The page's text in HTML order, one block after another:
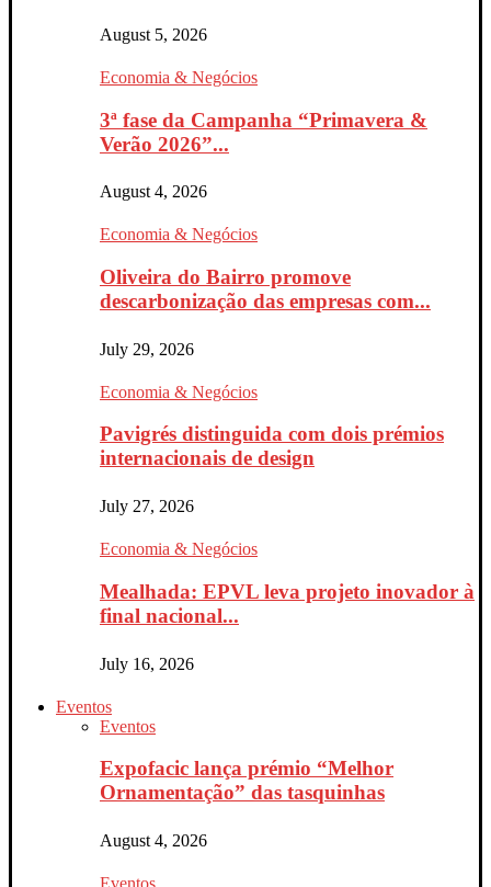
August 5, 2026
Economia & Negócios
3ª fase da Campanha “Primavera &
Verão 2026”...
August 4, 2026
Economia & Negócios
Oliveira do Bairro promove
descarbonização das empresas com...
July 29, 2026
Economia & Negócios
Pavigrés distinguida com dois prémios
internacionais de design
July 27, 2026
Economia & Negócios
Mealhada: EPVL leva projeto inovador à
final nacional...
July 16, 2026
Eventos
Eventos
Expofacic lança prémio “Melhor
Ornamentação” das tasquinhas
August 4, 2026
Eventos